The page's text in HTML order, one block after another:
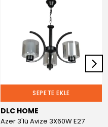
SEPETE EKLE
DLC HOME
Azer 3'lü Avize 3X60W E27